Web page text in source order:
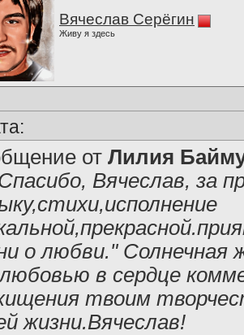
Вячеслав Серёгин
Живу я здесь
от Лилия
Вячеслав, за
о любви." Солнечная
в сердце
твоим
жизни.Вячеслав!